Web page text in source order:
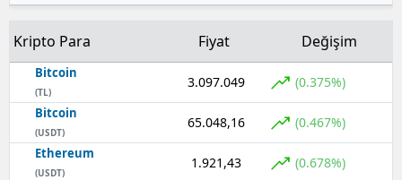
Kripto Para Fiyat Değişim
Bitcoin
(TL)
3.097.049 (0.375%)
Bitcoin
(USDT)
65.048,16 (0.467%)
Ethereum
(USDT)
1.921,43 (0.678%)